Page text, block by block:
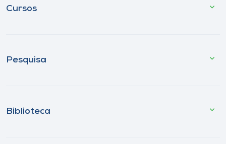
Cursos
Pesquisa
Biblioteca